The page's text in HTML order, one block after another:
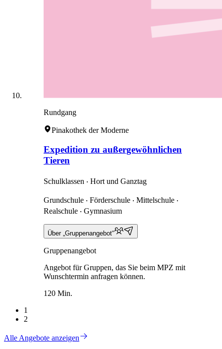
Rundgang
Pinakothek der Moderne
Expedition zu außergewöhnlichen
Tieren
Schulklassen ‧ Hort und Ganztag
Grundschule ‧ Förderschule ‧ Mittelschule ‧
Realschule ‧ Gymnasium
Über „Gruppenangebot“
Gruppenangebot
Angebot für Gruppen, das Sie beim MPZ mit
Wunschtermin anfragen können.
120 Min.
1
2
Alle Angebote anzeigen